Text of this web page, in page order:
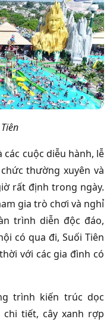
cuộc diễu hành, lễ
thường xuyên và
rất định trong ngày.
gia trò chơi và nghỉ
trình diễn độc đáo,
có qua đi, Suối Tiên
với các gia đình có
trình kiến trúc dọc
tiết, cây xanh rợp